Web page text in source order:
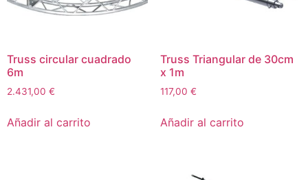
Truss circular cuadrado
6m
2.431,00 €
Añadir al carrito
Truss Triangular de 30cm
x 1m
117,00 €
Añadir al carrito